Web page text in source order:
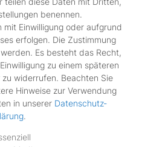
benennen.
Einwilligung oder aufgrund
erfolgen. Die Zustimmung
Es besteht das Recht,
zu einem späteren
widerrufen. Beachten Sie
Hinweise zur Verwendung
in unserer Daten­schutz­
.